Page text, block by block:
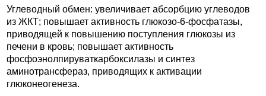
Углеводный обмен: увеличивает абсорбцию углеводов
из ЖКТ; повышает активность глюкозо-6-фосфатазы,
приводящей к повышению поступления глюкозы из
печени в кровь; повышает активность
фосфоэнолпируваткарбоксилазы и синтез
аминотрансфераз, приводящих к активации
глюконеогенеза.